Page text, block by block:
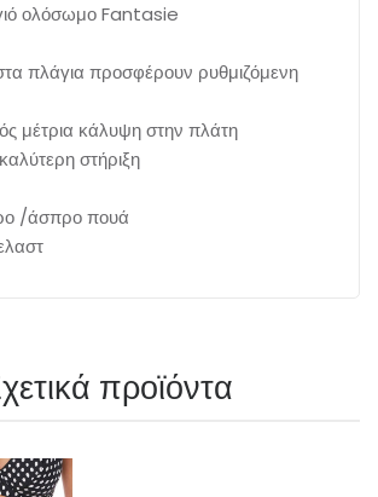
ολόσωμο Fantasie
πλάγια προσφέρουν ρυθμιζόμενη
μέτρια κάλυψη στην πλάτη
στήριξη
/άσπρο πουά
προϊόντα